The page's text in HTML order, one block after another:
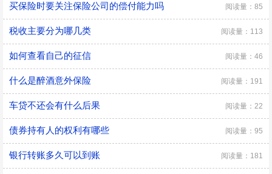
买保险时要关注保险公司的偿付能力吗 阅读量：85
税收主要分为哪几类 阅读量：113
如何查看自己的征信 阅读量：46
什么是醉酒意外保险 阅读量：191
车贷不还会有什么后果 阅读量：22
债券持有人的权利有哪些 阅读量：95
银行转账多久可以到账 阅读量：181